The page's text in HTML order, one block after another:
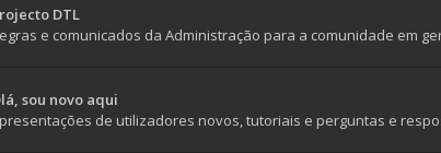
DTL
e comunicados da Administração para a comunidade em
sou novo aqui
de utilizadores novos, tutoriais e perguntas e